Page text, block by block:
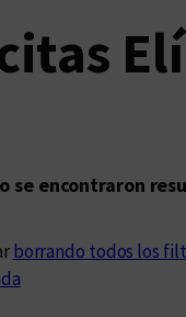
se encontraron
borrando todos los